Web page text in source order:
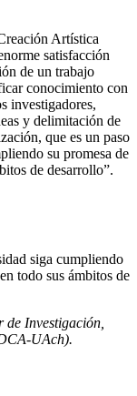
Artística
satisfacción
de un trabajo
conocimiento con
investigadores,
y delimitación de
que es un paso
su promesa de
de desarrollo”.
siga cumpliendo
todo sus ámbitos de
de Investigación,
UAch).